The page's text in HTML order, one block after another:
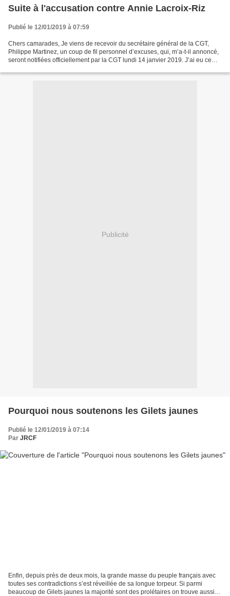
Suite à l'accusation contre Annie Lacroix-Riz
Publié le 12/01/2019 à 07:59
Chers camarades, Je viens de recevoir du secrétaire général de la CGT,
Philippe Martinez, un coup de fil personnel d’excuses, qui, m’a-t-il annoncé,
seront notifiées officiellement par la CGT lundi 14 janvier 2019. J’ai eu ce
Publicité
Pourquoi nous soutenons les Gilets jaunes
Publié le 12/01/2019 à 07:14
Par JRCF
Enfin, depuis près de deux mois, la grande masse du peuple français avec
toutes ses contradictions s’est réveillée de sa longue torpeur. Si parmi
beaucoup de Gilets jaunes la majorité sont des prolétaires on trouve aussi